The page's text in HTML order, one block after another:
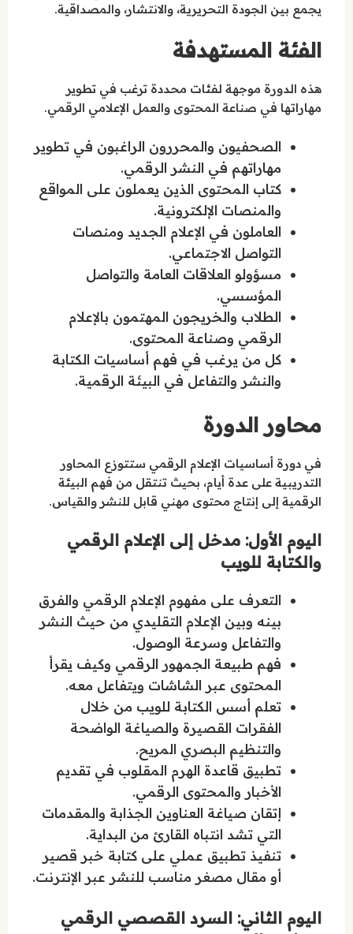
يجمع بين الجودة التحريرية، والانتشار، والمصداقية.
الفئة المستهدفة
هذه الدورة موجهة لفئات محددة ترغب في تطوير
مهاراتها في صناعة المحتوى والعمل الإعلامي الرقمي.
الصحفيون والمحررون الراغبون في تطوير
مهاراتهم في النشر الرقمي.
كتاب المحتوى الذين يعملون على المواقع
والمنصات الإلكترونية.
العاملون في الإعلام الجديد ومنصات
التواصل الاجتماعي.
مسؤولو العلاقات العامة والتواصل
المؤسسي.
الطلاب والخريجون المهتمون بالإعلام
الرقمي وصناعة المحتوى.
كل من يرغب في فهم أساسيات الكتابة
والنشر والتفاعل في البيئة الرقمية.
محاور الدورة
في دورة أساسيات الإعلام الرقمي ستتوزع المحاور
التدريبية على عدة أيام، بحيث تنتقل من فهم البيئة
الرقمية إلى إنتاج محتوى مهني قابل للنشر والقياس.
اليوم الأول: مدخل إلى الإعلام الرقمي
والكتابة للويب
التعرف على مفهوم الإعلام الرقمي والفرق
بينه وبين الإعلام التقليدي من حيث النشر
والتفاعل وسرعة الوصول.
فهم طبيعة الجمهور الرقمي وكيف يقرأ
المحتوى عبر الشاشات ويتفاعل معه.
تعلم أسس الكتابة للويب من خلال
الفقرات القصيرة والصياغة الواضحة
والتنظيم البصري المريح.
تطبيق قاعدة الهرم المقلوب في تقديم
الأخبار والمحتوى الرقمي.
إتقان صياغة العناوين الجذابة والمقدمات
التي تشد انتباه القارئ من البداية.
تنفيذ تطبيق عملي على كتابة خبر قصير
أو مقال مصغر مناسب للنشر عبر الإنترنت.
اليوم الثاني: السرد القصصي الرقمي